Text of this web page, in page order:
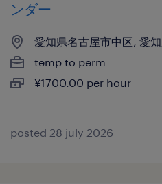
ンダー
愛知県名古屋市中区, 愛
temp to perm
¥1700.00 per hour
posted 28 july 2026